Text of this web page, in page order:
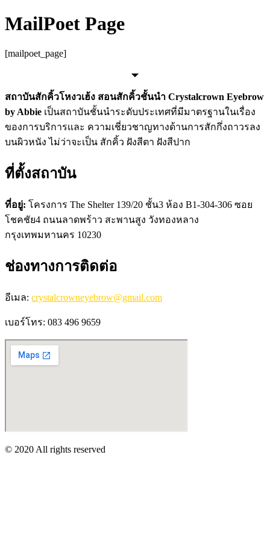
Skip
to
MailPoet Page
[mailpoet_page]
สถาบันสักคิ้วโหงวเฮ้ง สอนสักคิ้วชั้นนำ Crystalcrown Eyebrow
by Abbie เป็นสถาบันชั้นนำระดับประเทศที่มีมาตรฐานในเรื่อง
ของการบริการเเละ ความเชี่ยวชาญทางด้านการสักกึ่งถาวรลง
บนผิวหนัง ไม่ว่าจะเป็น สักคิ้ว ฝังสีตา ฝังสีปาก
ที่ตั้งสถาบัน
ที่อยู่: โครงการ The Shelter 139/20 ชั้น3 ห้อง B1-304-306 ซอย
โชคชัย4 ถนนลาดพร้าว สะพานสูง วังทองหลาง
กรุงเทพมหานคร 10230
ช่องทางการติดต่อ
อีเมล: crystalcrowneyebrow@gmail.com
เบอร์โทร: 083 496 9659
© 2020 All rights reserved